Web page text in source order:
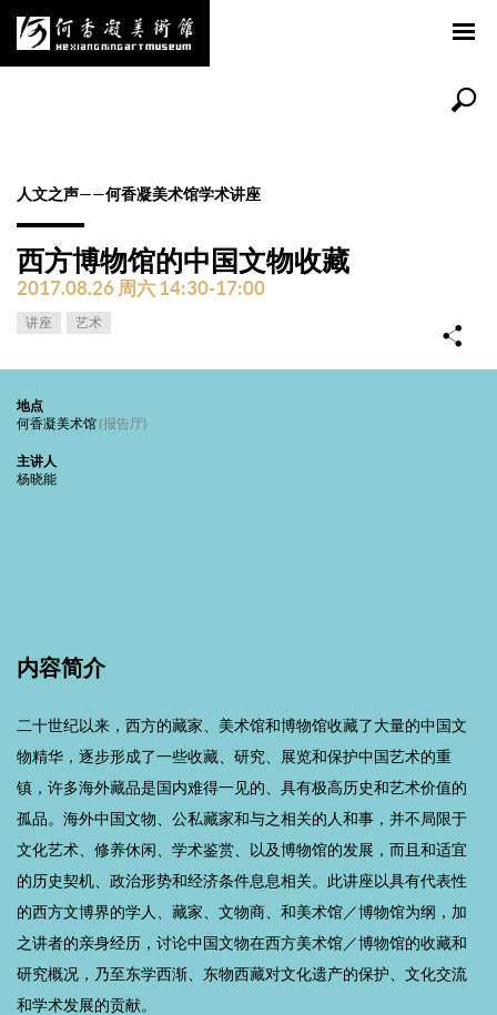
人文之声——何香凝美术馆学术讲座
西方博物馆的中国文物收藏
2017.08.26 周六 14:30-17:00
讲座 艺术
地点
何香凝美术馆 (报告厅)
主讲人
杨晓能
内容简介
二十世纪以来，西方的藏家、美术馆和博物馆收藏了大量的中国文
物精华，逐步形成了一些收藏、研究、展览和保护中国艺术的重
镇，许多海外藏品是国内难得一见的、具有极高历史和艺术价值的
孤品。海外中国文物、公私藏家和与之相关的人和事，并不局限于
文化艺术、修养休闲、学术鉴赏、以及博物馆的发展，而且和适宜
的历史契机、政治形势和经济条件息息相关。此讲座以具有代表性
的西方文博界的学人、藏家、文物商、和美术馆／博物馆为纲，加
之讲者的亲身经历，讨论中国文物在西方美术馆／博物馆的收藏和
研究概况，乃至东学西渐、东物西藏对文化遗产的保护、文化交流
和学术发展的贡献。